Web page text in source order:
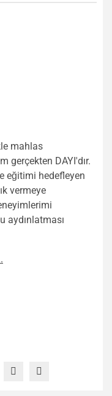
mahlas
gerçekten DAYI'dır.
eğitimi hedefleyen
vermeye
aydınlatması